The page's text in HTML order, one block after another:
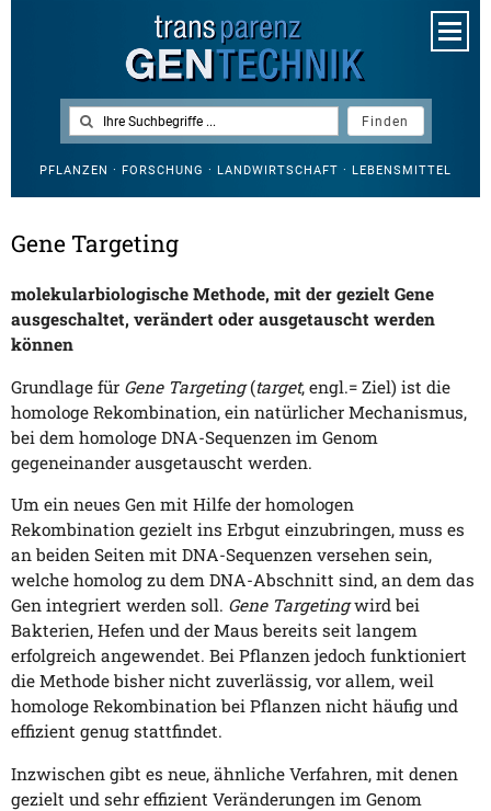
PFLANZEN · FORSCHUNG · LANDWIRTSCHAFT · LEBENSMITTEL
Gene Targeting
molekularbiologische Methode, mit der gezielt Gene
ausgeschaltet, verändert oder ausgetauscht werden
können
Grundlage für Gene Targeting(target, engl.= Ziel) ist die
homologe Rekombination, ein natürlicher Mechanismus,
bei dem homologe DNA-Sequenzen im Genom
gegeneinander ausgetauscht werden.
Um ein neues Gen mit Hilfe der homologen
Rekombination gezielt ins Erbgut einzubringen, muss es
an beiden Seiten mit DNA-Sequenzen versehen sein,
welche homolog zu dem DNA-Abschnitt sind, an dem das
Gen integriert werden soll. Gene Targetingwird bei
Bakterien, Hefen und der Maus bereits seit langem
erfolgreich angewendet. Bei Pflanzen jedoch funktioniert
die Methode bisher nicht zuverlässig, vor allem, weil
homologe Rekombination bei Pflanzen nicht häufig und
effizient genug stattfindet.
Inzwischen gibt es neue, ähnliche Verfahren, mit denen
gezielt und sehr effizient Veränderungen im Genom